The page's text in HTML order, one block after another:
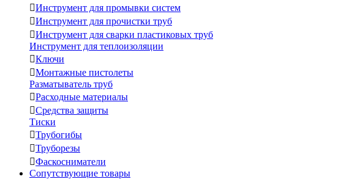
Инструмент для промывки систем
Инструмент для прочистки труб
Инструмент для сварки пластиковых труб
Инструмент для теплоизоляции
Ключи
Монтажные пистолеты
Разматыватель труб
Расходные материалы
Средства защиты
Тиски
Трубогибы
Труборезы
Фаскосниматели
Сопутствующие товары